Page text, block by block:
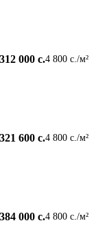
качество,
При
312 000 c.4 800 c./м²
321 600 c.4 800 c./м²
384 000 c.4 800 c./м²